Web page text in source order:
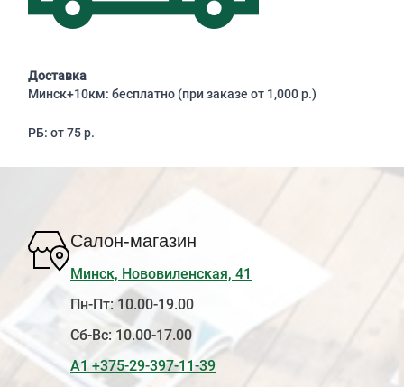
Доставка
Минск+10км: бесплатно (при заказе от 1,000 р.)
РБ: от 75 р.
Салон-магазин
Минск, Нововиленская, 41
Пн-Пт: 10.00-19.00
Сб-Вс: 10.00-17.00
А1 +375-29-397-11-39